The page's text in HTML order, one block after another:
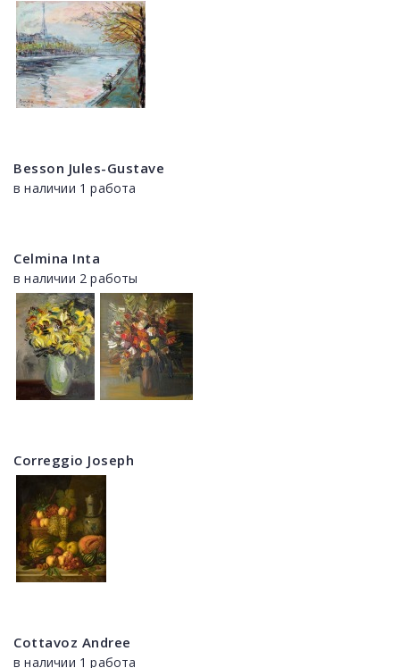
Besson Jules-Gustave
в наличии 1 работа
Celmina Inta
в наличии 2 работы
Correggio Joseph
Cottavoz Andree
в наличии 1 работа